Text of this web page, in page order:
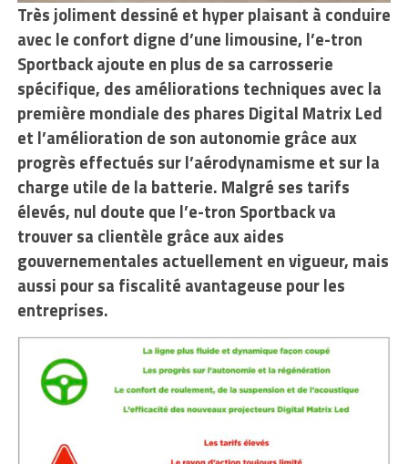
Très joliment dessiné et hyper plaisant à conduire
avec le confort digne d’une limousine, l’e-tron
Sportback ajoute en plus de sa carrosserie
spécifique, des améliorations techniques avec la
première mondiale des phares Digital Matrix Led
et l’amélioration de son autonomie grâce aux
progrès effectués sur l’aérodynamisme et sur la
charge utile de la batterie. Malgré ses tarifs
élevés, nul doute que l’e-tron Sportback va
trouver sa clientèle grâce aux aides
gouvernementales actuellement en vigueur, mais
aussi pour sa fiscalité avantageuse pour les
entreprises.